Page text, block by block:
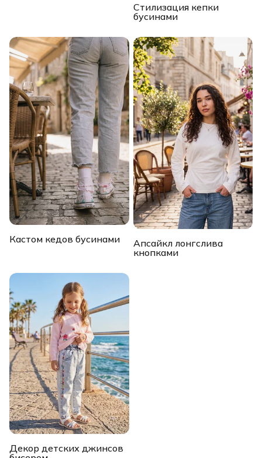
Стилизация кепки
бусинами
Кастом кедов бусинами
Апсайкл лонгслива
кнопками
Декор детских джинсов